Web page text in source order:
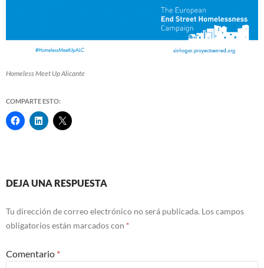
Homeless Meet Up Alicante
COMPARTE ESTO:
Navegación
de
entradas
DEJA UNA RESPUESTA
Tu dirección de correo electrónico no será publicada. Los campos
obligatorios están marcados con *
Comentario *